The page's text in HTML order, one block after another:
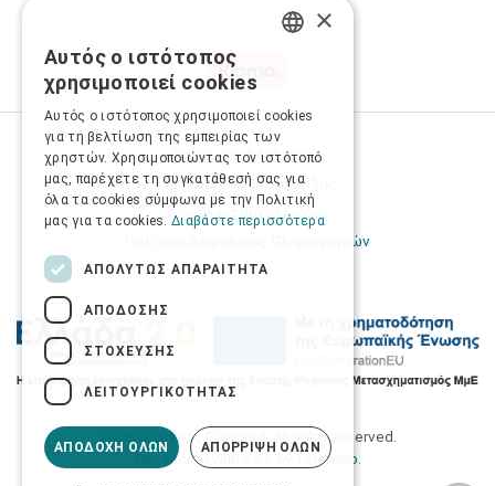
Προσωπικά δεδομένα
Όροι Χρήσης Ιστοσελίδας
Ασφάλεια συναλλαγών
Πολιτική Ασφάλειας Πληροφοριών
2026 © Δίγκας Γ. Ιατρικά. All rights reserved.
Developed with care by
Totalweb.
×
Αυτός ο ιστότοπος
χρησιμοποιεί cookies
Αυτός ο ιστότοπος χρησιμοποιεί cookies
για τη βελτίωση της εμπειρίας των
χρηστών. Χρησιμοποιώντας τον ιστότοπό
μας, παρέχετε τη συγκατάθεσή σας για
όλα τα cookies σύμφωνα με την Πολιτική
μας για τα cookies. Διαβάστε περισσότερα
ΑΠΟΛΎΤΩΣ ΑΠΑΡΑΊΤΗΤΑ
ΑΠΌΔΟΣΗΣ
ΣΤΌΧΕΥΣΗΣ
ΛΕΙΤΟΥΡΓΙΚΌΤΗΤΑΣ
ΑΠΟΔΟΧΉ ΌΛΩΝ ΑΠΌΡΡΙΨΗ ΌΛΩΝ